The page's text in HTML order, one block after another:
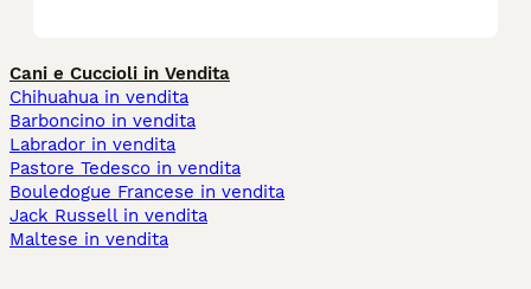
Cani e Cuccioli in Vendita
Chihuahua in vendita
Barboncino in vendita
Labrador in vendita
Pastore Tedesco in vendita
Bouledogue Francese in vendita
Jack Russell in vendita
Maltese in vendita